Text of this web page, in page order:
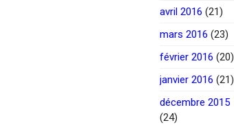
avril 2016 (21)
mars 2016 (23)
février 2016 (20)
janvier 2016 (21)
décembre 2015
(24)